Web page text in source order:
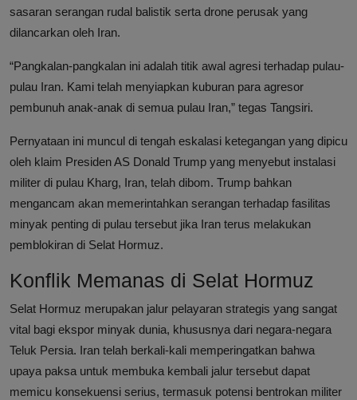
sasaran serangan rudal balistik serta drone perusak yang
dilancarkan oleh Iran.
“Pangkalan-pangkalan ini adalah titik awal agresi terhadap pulau-
pulau Iran. Kami telah menyiapkan kuburan para agresor
pembunuh anak-anak di semua pulau Iran,” tegas Tangsiri.
Pernyataan ini muncul di tengah eskalasi ketegangan yang dipicu
oleh klaim Presiden AS Donald Trump yang menyebut instalasi
militer di pulau Kharg, Iran, telah dibom. Trump bahkan
mengancam akan memerintahkan serangan terhadap fasilitas
minyak penting di pulau tersebut jika Iran terus melakukan
pemblokiran di Selat Hormuz.
Konflik Memanas di Selat Hormuz
Selat Hormuz merupakan jalur pelayaran strategis yang sangat
vital bagi ekspor minyak dunia, khususnya dari negara-negara
Teluk Persia. Iran telah berkali-kali memperingatkan bahwa
upaya paksa untuk membuka kembali jalur tersebut dapat
memicu konsekuensi serius, termasuk potensi bentrokan militer